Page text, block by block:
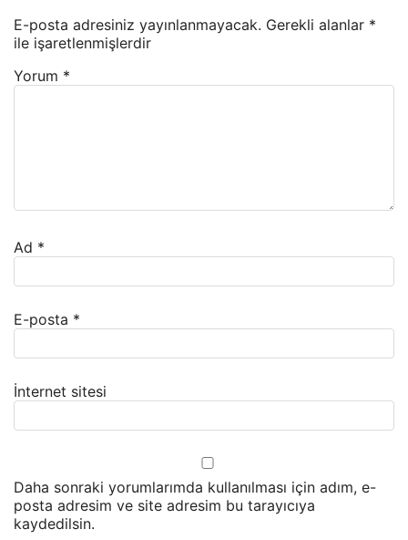
E-posta adresiniz yayınlanmayacak. Gerekli alanlar *
ile işaretlenmişlerdir
Yorum *
Ad *
E-posta *
İnternet sitesi
Daha sonraki yorumlarımda kullanılması için adım, e-
posta adresim ve site adresim bu tarayıcıya
kaydedilsin.